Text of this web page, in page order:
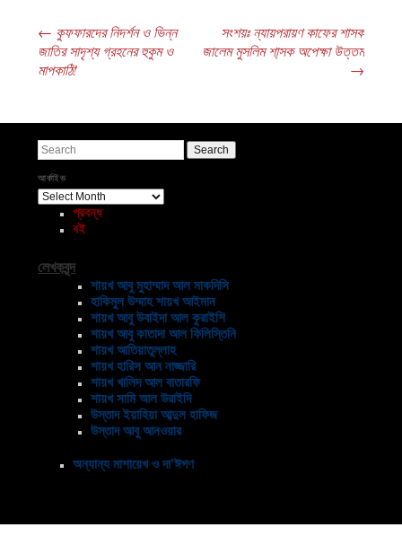
Post navigation
← কুফফারদের নিদর্শন ও ভিন্ন
জাতির সাদৃশ্য গ্রহনের হুকুম ও
মাপকাঠি!
সংশয়ঃ ন্যায়পরায়ণ কাফের শাসক
জালেম মুসলিম শা্সক অপেক্ষা উত্তম
→
Search
আর্কাইভ
আর্কাইভ
প্রবন্ধ
বই
লেখকবৃন্দ
শায়খ আবু মুহাম্মাদ আল মাকদিসি
হাকিমুল উম্মাহ শায়খ আইমান
শায়খ আবু উবাইদা আল কুরাইশি
শায়খ আবু কাতাদা আল ফিলিস্তিনি
শায়খ আতিয়াতুল্লাহ
শায়খ হারিস আন নাজ্জারি
শায়খ খালিদ আল বাতারফি
শায়খ সামি আল উরাইদি
উস্তাদ ইয়াহিয়া আব্দুল হাফিজ
উস্তাদ আবু আনওয়ার
অন্যান্য মাশায়েখ ও দা’ঈগণ